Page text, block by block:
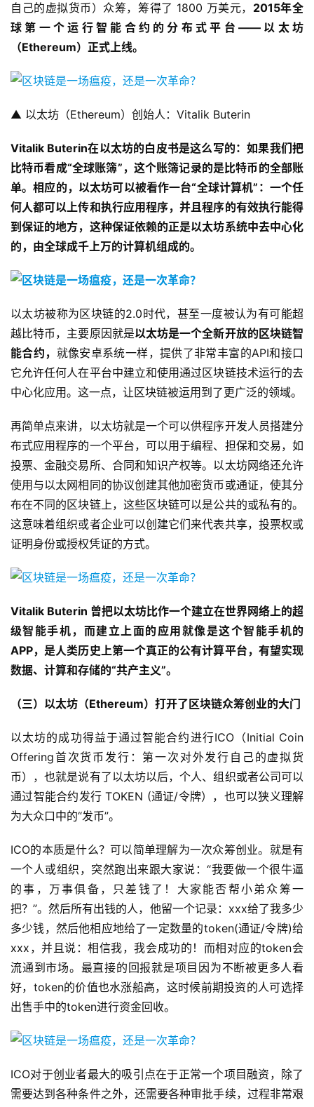
自己的虚拟货币）众筹，筹得了 1800 万美元， 2015年全
球第一个运行智能合约的分布式平台——以太坊
（Ethereum）正式上线。
▲ 以太坊（Ethereum）创始人：Vitalik Buterin
Vitalik Buterin在以太坊的白皮书是这么写的：如果我们把
比特币看成“全球账簿”，这个账簿记录的是比特币的全部账
单。相应的，以太坊可以被看作一台“全球计算机”：一个任
何人都可以上传和执行应用程序，并且程序的有效执行能得
到保证的地方，这种保证依赖的正是以太坊系统中去中心化
的，由全球成千上万的计算机组成的。
以太坊被称为区块链的2.0时代，甚至一度被认为有可能超
越比特币，主要原因就是以太坊是一个全新开放的区块链智
能合约， 就像安卓系统一样，提供了非常丰富的API和接口
它允许任何人在平台中建立和使用通过区块链技术运行的去
中心化应用。这一点，让区块链被运用到了更广泛的领域。
再简单点来讲，以太坊就是一个可以供程序开发人员搭建分
布式应用程序的一个平台，可以用于编程、担保和交易，如
投票、金融交易所、合同和知识产权等。以太坊网络还允许
使用与以太网相同的协议创建其他加密货币或通证，使其分
布在不同的区块链上，这些区块链可以是公共的或私有的。
这意味着组织或者企业可以创建它们来代表共享，投票权或
证明身份或授权凭证的方式。
Vitalik Buterin 曾把以太坊比作一个建立在世界网络上的超
级智能手机，而建立上面的应用就像是这个智能手机的
APP，是人类历史上第一个真正的公有计算平台，有望实现
数据、计算和存储的“共产主义”。
（三）以太坊（Ethereum）打开了区块链众筹创业的大门
以太坊的成功得益于通过智能合约进行ICO（Initial Coin
Offering首次货币发行：第一次对外发行自己的虚拟货
币），也就是说有了以太坊以后，个人、组织或者公司可以
通过智能合约发行 TOKEN (通证/令牌），也可以狭义理解
为大众口中的“发币”。
ICO的本质是什么？可以简单理解为一次众筹创业。就是有
一个人或组织，突然跑出来跟大家说：“我要做一个很牛逼
的事，万事俱备，只差钱了！大家能否帮小弟众筹一
把？”。然后所有出钱的人，他留一个记录：xxx给了我多少
多少钱，然后他相应地给了一定数量的token(通证/令牌)给
xxx，并且说：相信我，我会成功的！而相对应的token会
流通到市场。最直接的回报就是项目因为不断被更多人看
好，token的价值也水涨船高，这时候前期投资的人可选择
出售手中的token进行资金回收。
ICO对于创业者最大的吸引点在于正常一个项目融资，除了
需要达到各种条件之外，还需要各种审批手续，过程非常艰